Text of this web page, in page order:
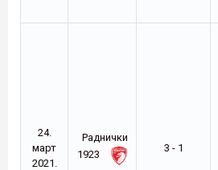
24.
март
2021.
Раднички
1923
3 - 1